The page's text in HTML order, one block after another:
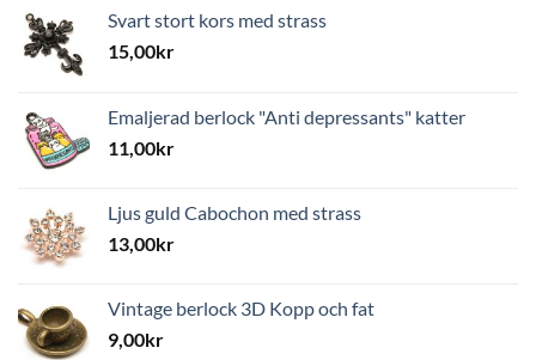
Svart stort kors med strass
15,00kr
Emaljerad berlock "Anti depressants" katter
11,00kr
Ljus guld Cabochon med strass
13,00kr
Vintage berlock 3D Kopp och fat
9,00kr